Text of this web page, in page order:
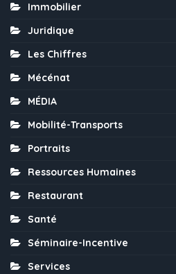
Immobilier
Juridique
Les Chiffres
Mécénat
MÉDIA
Mobilité-Transports
Portraits
Ressources Humaines
Restaurant
Santé
Séminaire-Incentive
Services